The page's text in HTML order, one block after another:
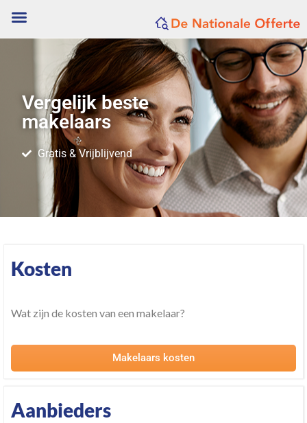
Vergelijk beste
makelaars
Gratis & Vrijblijvend
Kosten
Wat zijn de kosten van een makelaar?
Makelaars kosten
Aanbieders